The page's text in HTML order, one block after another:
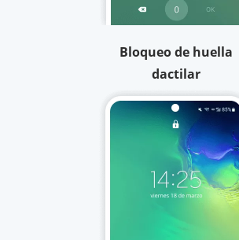
Bloqueo de huella
dactilar